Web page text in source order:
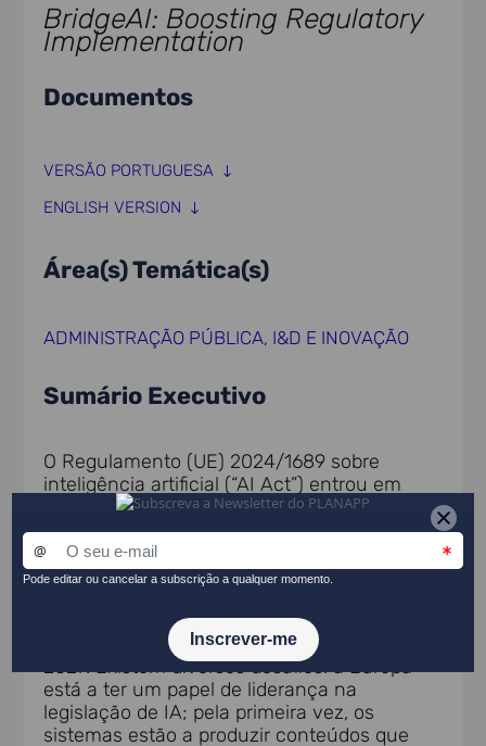
BridgeAI: Boosting Regulatory
Implementation
Documentos
VERSÃO PORTUGUESA
ENGLISH VERSION
Área(s) Temática(s)
ADMINISTRAÇÃO PÚBLICA, I&D E INOVAÇÃO
Sumário Executivo
O Regulamento (UE) 2024/1689 sobre
inteligência artificial (“AI Act”) entrou em
vigor em agosto de 2024 com uma
implementação faseada. O Governo
português, a indústria, a sociedade civil e os
cidadãos necessitam de compreender o
a nível nacional como internacionalmente,
aquando da sua implementação total em
2027. Existem diversos desafios: a Europa
está a ter um papel de liderança na
legislação de IA; pela primeira vez, os
sistemas estão a produzir conteúdos que